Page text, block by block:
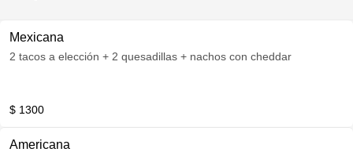
Mexicana
2 tacos a elección + 2 quesadillas + nachos con cheddar
$ 1300
Americana